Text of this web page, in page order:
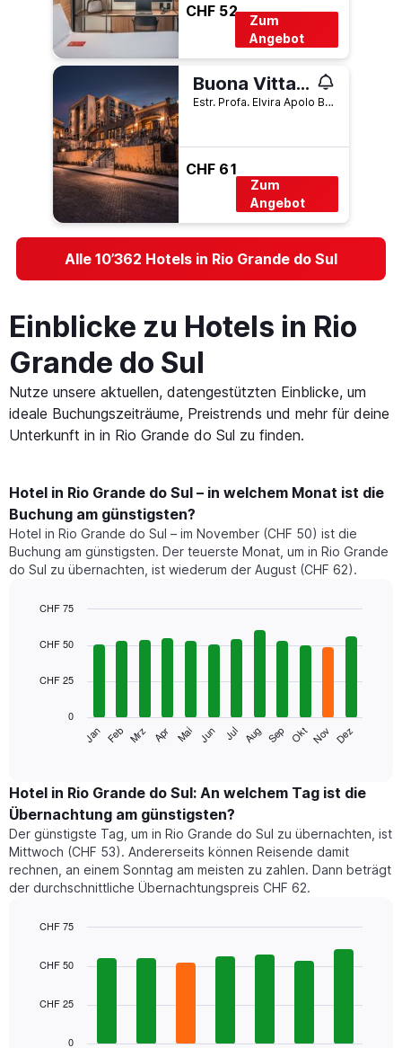
CHF 52
Zum
Angebot
Buona Vitta Gramado Resort & Spa by Gramado Parks
Estr. Profa. Elvira Apolo Benetti 150, Gramado, Brasilien
CHF 61
Zum
Angebot
Alle 10’362 Hotels in Rio Grande do Sul
Einblicke zu Hotels in Rio
Grande do Sul
Nutze unsere aktuellen, datengestützten Einblicke, um
ideale Buchungszeiträume, Preistrends und mehr für deine
Unterkunft in in Rio Grande do Sul zu finden.
Hotel in Rio Grande do Sul – in welchem Monat ist die
Buchung am günstigsten?
Hotel in Rio Grande do Sul – im November (CHF 50) ist die
Buchung am günstigsten. Der teuerste Monat, um in Rio Grande
do Sul zu übernachten, ist wiederum der August (CHF 62).
chart
bars.
folgende
den
durchschnittlichen
Zimmerpreis
im
jeweiligen
Monat
an.
Diagramm
die
graphic.
Jan Feb Mrz Apr Mai Jun Jul Aug Sep Okt Nov Dez
0
CHF 25
CHF 50
CHF 75
Hotel in Rio Grande do Sul: An welchem Tag ist die
Übernachtung am günstigsten?
Der günstigste Tag, um in Rio Grande do Sul zu übernachten, ist
Mittwoch (CHF 53). Andererseits können Reisende damit
rechnen, an einem Sonntag am meisten zu zahlen. Dann beträgt
der durchschnittliche Übernachtungspreis CHF 62.
chart
bars.
0
CHF 25
CHF 50
CHF 75